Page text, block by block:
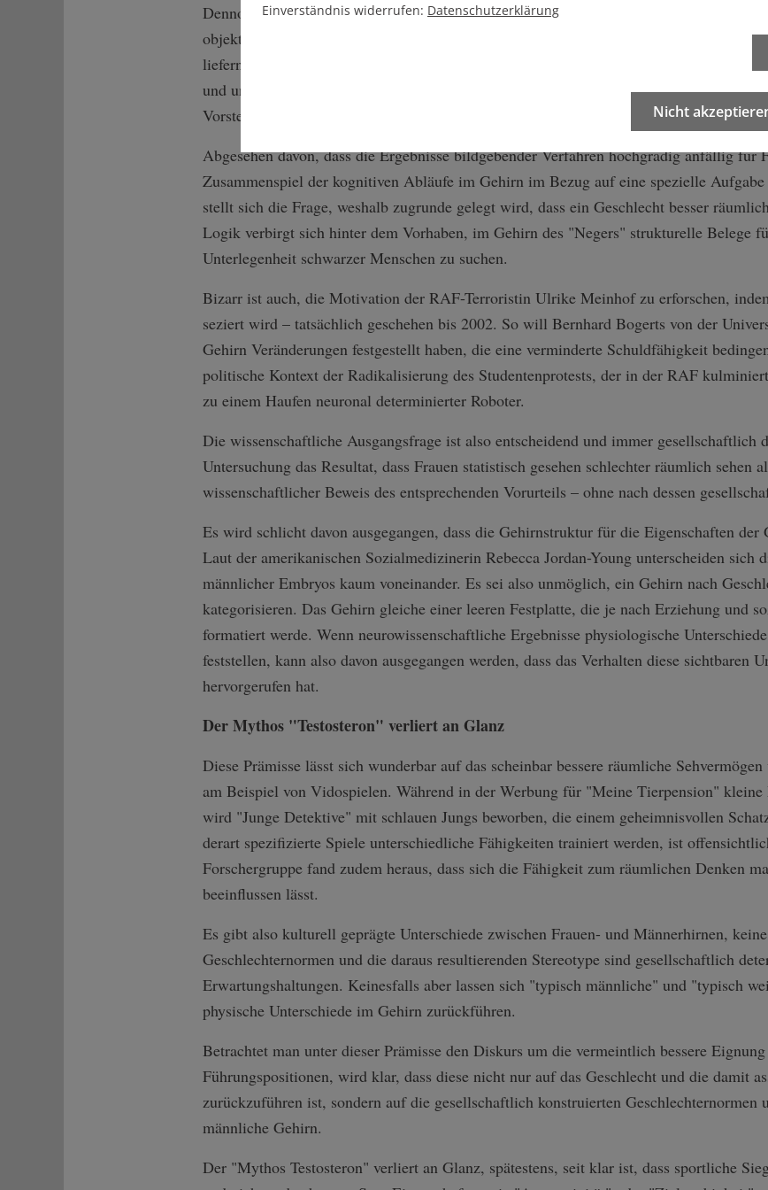
Dennoch versuchen heute noch viele NeurowissenschaftlerInnen, menschliche
objektiven Blick ins Gehirn zu naturalisieren. Womit sie ebenso
liefern wie ihre Vorgänger. Das Prozedere ist immer gleich. Man schiebe einen
und untersuche, was sich in den Hirnwindungen abspielt, während es beispielsweise
Vorstellungsvermögen zu lösen gilt.
Abgesehen davon, dass die Ergebnisse bildgebender Verfahren hochgradig anfällig für
Zusammenspiel der kognitiven Abläufe im Gehirn im Bezug auf eine spezielle
stellt sich die Frage, weshalb zugrunde gelegt wird, dass ein Geschlecht besser
Logik verbirgt sich hinter dem Vorhaben, im Gehirn des "Negers" strukturelle Belege
Unterlegenheit schwarzer Menschen zu suchen.
Bizarr ist auch, die Motivation der RAF-Terroristin Ulrike Meinhof zu erforschen,
seziert wird – tatsächlich geschehen bis 2002. So will Bernhard Bogerts von der
Gehirn Veränderungen festgestellt haben, die eine verminderte Schuldfähigkeit
politische Kontext der Radikalisierung des Studentenprotests, der in der RAF
zu einem Haufen neuronal determinierter Roboter.
Die wissenschaftliche Ausgangsfrage ist also entscheidend und immer gesellschaftlich
Untersuchung das Resultat, dass Frauen statistisch gesehen schlechter räumlich sehen
wissenschaftlicher Beweis des entsprechenden Vorurteils – ohne nach dessen
Es wird schlicht davon ausgegangen, dass die Gehirnstruktur für die Eigenschaften
Laut der amerikanischen Sozialmedizinerin Rebecca Jordan-Young unterscheiden sich
männlicher Embryos kaum voneinander. Es sei also unmöglich, ein Gehirn nach
kategorisieren. Das Gehirn gleiche einer leeren Festplatte, die je nach Erziehung und
formatiert werde. Wenn neurowissenschaftliche Ergebnisse physiologische
feststellen, kann also davon ausgegangen werden, dass das Verhalten diese sichtbaren
hervorgerufen hat.
Der Mythos "Testosteron" verliert an Glanz
Diese Prämisse lässt sich wunderbar auf das scheinbar bessere räumliche
am Beispiel von Vidospielen. Während in der Werbung für "Meine Tierpension" kleine
wird "Junge Detektive" mit schlauen Jungs beworben, die einem geheimnisvollen
derart spezifizierte Spiele unterschiedliche Fähigkeiten trainiert werden, ist
Forschergruppe fand zudem heraus, dass sich die Fähigkeit zum räumlichen Denken
beeinflussen lässt.
Es gibt also kulturell geprägte Unterschiede zwischen Frauen- und Männerhirnen,
Geschlechternormen und die daraus resultierenden Stereotype sind gesellschaftlich
Erwartungshaltungen. Keinesfalls aber lassen sich "typisch männliche" und "typisch
physische Unterschiede im Gehirn zurückführen.
Betrachtet man unter dieser Prämisse den Diskurs um die vermeintlich bessere
Führungspositionen, wird klar, dass diese nicht nur auf das Geschlecht und die damit
zurückzuführen ist, sondern auf die gesellschaftlich konstruierten Geschlechternormen
männliche Gehirn.
Der "Mythos Testosteron" verliert an Glanz, spätestens, seit klar ist, dass sportliche
Einverständnis widerrufen: Datenschutzerklärung
Nicht